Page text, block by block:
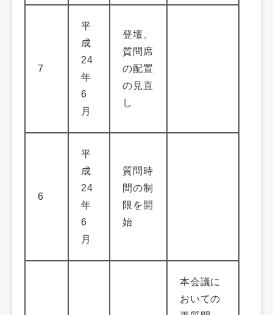
7
平
成
24
年
6
月
登壇、
質問席
の配置
の見直
し
6
平
成
24
年
6
月
質問時
間の制
限を開
始
本会議に
おいての